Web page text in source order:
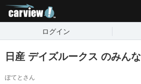
ログイン
日産 デイズルークス のみん
ぽてとさん